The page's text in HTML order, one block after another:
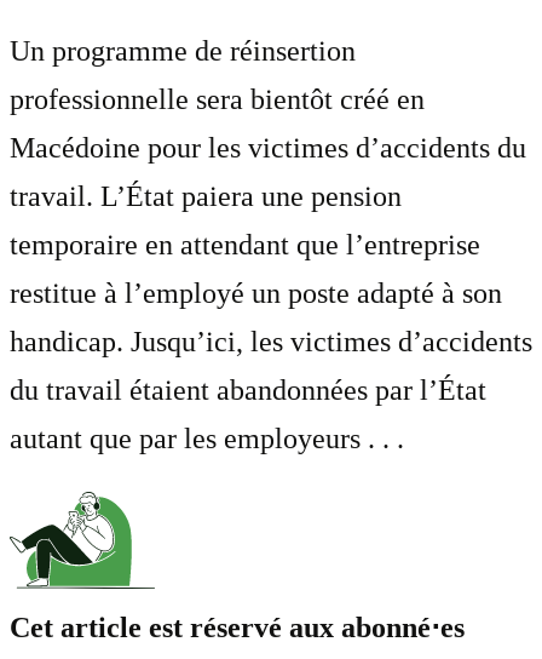
Un programme de réinsertion
professionnelle sera bientôt créé en
Macédoine pour les victimes d’accidents du
travail. L’État paiera une pension
temporaire en attendant que l’entreprise
restitue à l’employé un poste adapté à son
handicap. Jusqu’ici, les victimes d’accidents
du travail étaient abandonnées par l’État
autant que par les employeurs . . .
Cet article est réservé aux abonné⋅es